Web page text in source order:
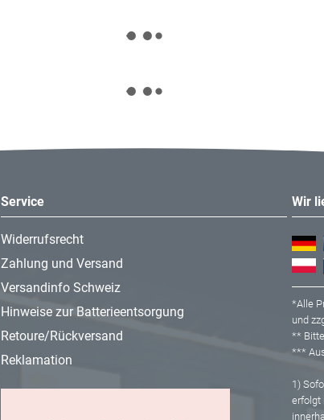
Service
Widerrufsrecht
Zahlung und Versand
Versandinfo Schweiz
Hinweise zur Batterieentsorgung
Retoure/Rückversand
Reklamation
Wir
*Alle
und
**
***
1)
erfolgt